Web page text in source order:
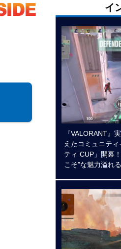
イ
『VALORANT』
えたコミュニテ
ティ CUP」開幕
こそ”な魅力溢れ